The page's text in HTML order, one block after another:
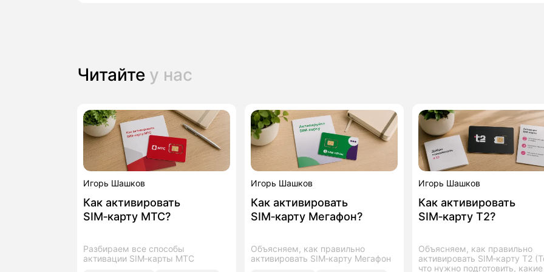
Читайте у нас
Игорь Шашков
Как активировать
SIM‑карту МТС?
Разбираем все способы
активации SIM‑карты МТС
Игорь Шашков
Как активировать
SIM‑карту Мегафон?
Объясняем, как правильно
активировать SIM‑карту Мегафон
Игорь Шашков
Как активировать
SIM‑карту T2?
Объясняем, как правильно
активировать SIM‑карту T2
что нужно подготовить,